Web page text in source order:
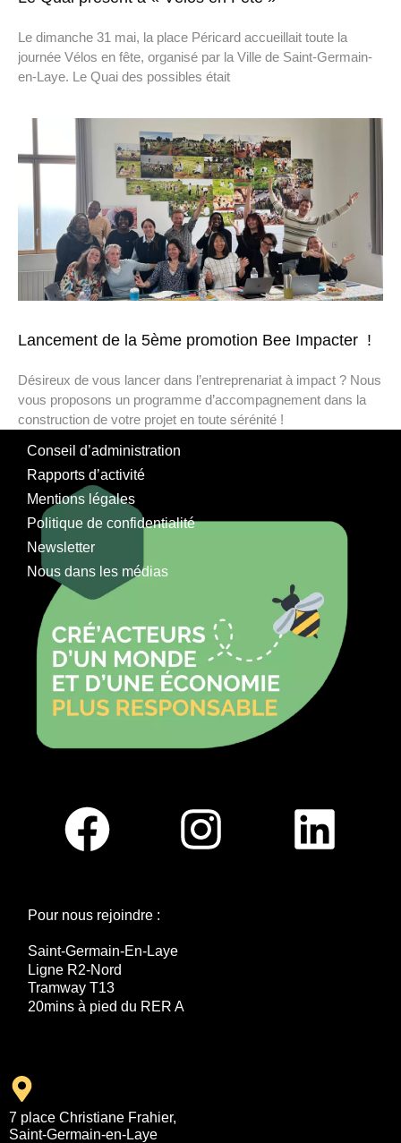
Le dimanche 31 mai, la place Péricard accueillait toute la
journée Vélos en fête, organisé par la Ville de Saint-Germain-
en-Laye. Le Quai des possibles était
Lancement de la 5ème promotion Bee Impacter !
Désireux de vous lancer dans l’entreprenariat à impact ? Nous
vous proposons un programme d’accompagnement dans la
construction de votre projet en toute sérénité !
Conseil d’administration
Rapports d’activité
Mentions légales
Politique de confidentialité
Newsletter
Nous dans les médias
Pour nous rejoindre :
Saint-Germain-En-Laye
Ligne R2-Nord
Tramway T13
20mins à pied du RER A
7 place Christiane Frahier,
Saint-Germain-en-Laye